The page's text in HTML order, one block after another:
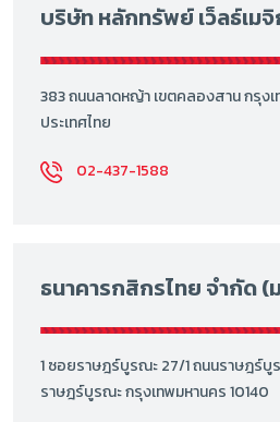
บริษัท หลักทรัพย์ เว็ลธ์เม
383 ถนนลาดหญ้า เขตคลองสาน กรุง
ประเทศไทย
02-437-1588
ธนาคารกสิกรไทย จำกัด (
1 ซอยราษฎร์บูรณะ 27/1 ถนนราษฎร์
ราษฎร์บูรณะ กรุงเทพมหานคร 10140